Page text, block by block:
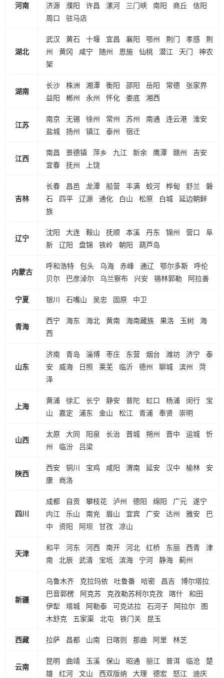
河南
济源
濮阳 许昌 漯河 三门峡 南阳 商丘
信阳
周口
驻马店
湖北
武汉 黄石 十堰 宜昌 襄阳 鄂州 荆门 孝感
荆
州
黄冈 咸宁 随州 恩施 仙桃 潜江 天门
神农
架
湖南
长沙 株洲 湘潭 衡阳 邵阳 岳阳 常德
张家界
益阳
郴州 永州 怀化 娄底 湘西
江苏
南京 无锡 徐州 常州 苏州 南通 连云港
淮安
盐城
扬州 镇江 泰州 宿迁
江西
南昌 景德镇 萍乡 九江 新余 鹰潭 赣州
吉安
宜春
抚州 上饶
吉林
长春 昌邑 龙潭 船营 丰满 蛟河 桦甸 舒兰
磐
石
四平 辽源 通化 白山 松原 白城
延边朝鲜
族
辽宁
沈阳 大连 鞍山 抚顺 本溪 丹东 锦州 营口
阜
新
辽阳 盘锦 铁岭 朝阳 葫芦岛
内蒙古
呼和浩特 包头 乌海 赤峰 通辽 鄂尔多斯
呼伦
贝尔
巴彦淖尔 乌兰察布 兴安 锡林郭勒 阿拉善
宁夏 银川 石嘴山 吴忠 固原 中卫
青海
西宁 海东 海北 黄南 海南藏族 果洛 玉树
海
西
山东
济南 青岛 淄博 枣庄 东营 烟台 潍坊 济宁
泰
安
威海 日照 莱芜 临沂 德州 聊城 滨州
菏
泽
上海
黄浦 徐汇 长宁 静安 普陀 虹口 杨浦 闵行
宝
山
嘉定 浦东 金山 松江 青浦 奉贤 崇明
山西
太原 大同 阳泉 长治 晋城 朔州 晋中 运城
忻
州
临汾 吕梁
陕西
西安 铜川 宝鸡 咸阳 渭南 延安 汉中 榆林
安
康
商洛
四川
成都 自贡 攀枝花 泸州 德阳 绵阳 广元
遂宁
内江
乐山 南充 眉山 宜宾 广安 达州 雅安
巴
中
资阳 阿坝 甘孜 凉山
天津
和平 河东 河西 南开 河北 红桥 东丽 西青
津
南
北辰 武清 宝坻 滨海 宁河 静海 蓟州
新疆
乌鲁木齐 克拉玛依 吐鲁番 哈密 昌吉
博尔塔拉
巴音郭楞
阿克苏 克孜勒苏柯尔克孜 喀什
和田
伊犁
塔城 阿勒泰 可克达拉 石河子 阿拉尔
图
木舒克
五家渠 北屯 铁门关 昆玉
西藏 拉萨 昌都 山南 日喀则 那曲 阿里 林芝
云南
昆明 曲靖 玉溪 保山 昭通 丽江 普洱 临沧
楚
雄
红河 文山 西双版纳 大理 德宏 怒江 迪庆